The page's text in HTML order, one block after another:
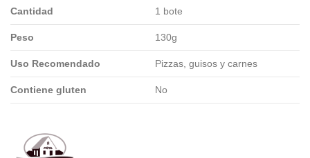
Cantidad 1 bote
Peso 130g
Uso Recomendado Pizzas, guisos y carnes
Contiene gluten No